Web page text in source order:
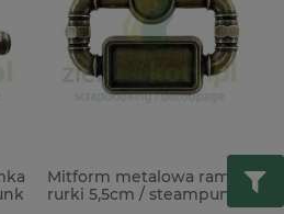
Mitform metalowa ramka
rurki 5,5cm / steampunk